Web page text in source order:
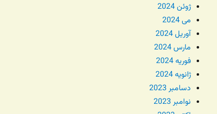
ژوئن 2024
می 2024
آوریل 2024
مارس 2024
فوریه 2024
ژانویه 2024
دسامبر 2023
نوامبر 2023